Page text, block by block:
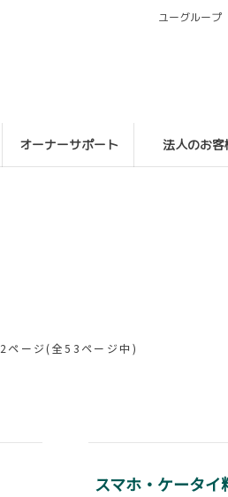
オーナーサポート 法人のお客
ユーグループ
2ページ(全53ページ中)
スマホ・ケータ